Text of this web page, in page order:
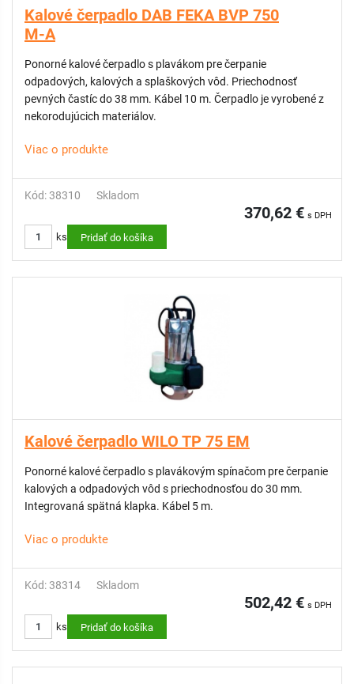
Kalové čerpadlo DAB FEKA BVP 750
M-A
Ponorné kalové čerpadlo s plavákom pre čerpanie
odpadových, kalových a splaškových vôd. Priechodnosť
pevných častíc do 38 mm. Kábel 10 m. Čerpadlo je vyrobené z
nekorodujúcich materiálov.
Viac o produkte
Kód: 38310 Skladom
370,62 € s DPH
ks Pridať do košíka
Kalové čerpadlo WILO TP 75 EM
Ponorné kalové čerpadlo s plavákovým spínačom pre čerpanie
kalových a odpadových vôd s priechodnosťou do 30 mm.
Integrovaná spätná klapka. Kábel 5 m.
Viac o produkte
Kód: 38314 Skladom
502,42 € s DPH
ks Pridať do košíka